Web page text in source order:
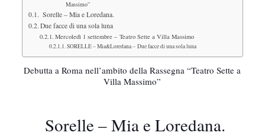
Massimo”
Sorelle – Mia e Loredana.
Due facce di una sola luna
Mercoledì 1 settembre – Teatro Sette a Villa Massimo
SORELLE – Mia&Loredana – Due facce di una sola luna
Debutta a Roma nell’ambito della Rassegna “Teatro Sette a
Villa Massimo”
Sorelle – Mia e Loredana.